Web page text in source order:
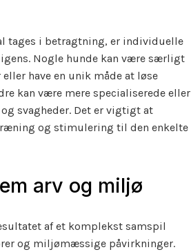
tages i betragtning, er individuelle
Nogle hunde kan være særligt
have en unik måde at løse
kan være mere specialiserede eller
svagheder. Det er vigtigt at
og stimulering til den enkelte
arv og miljø
af et komplekst samspil
og miljømæssige påvirkninger.